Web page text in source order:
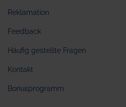
Reklamation
Feedback
Häufig gestellte Fragen
Kontakt
Bonusprogramm